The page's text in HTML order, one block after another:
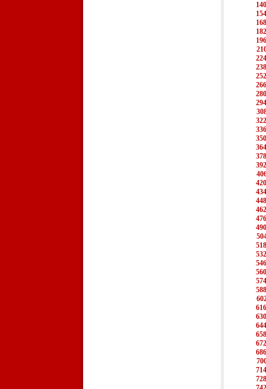
140
154
168
182
196
224
238
252
266
280
294
322
336
350
364
378
392
420
434
448
462
476
490
518
532
546
560
574
588
616
630
644
658
672
686
714
728